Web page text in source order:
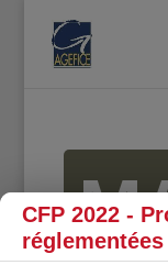
CFP 2022 -
réglementées